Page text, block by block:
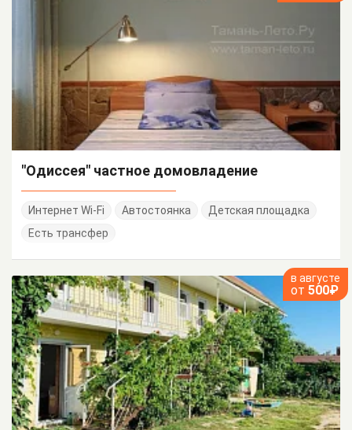
"Одиссея" частное домовладение
Интернет Wi-Fi Автостоянка
Детская площадка
Есть трансфер
в августе
от 500₽